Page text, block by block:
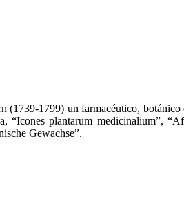
1799) un farmacéutico,
plantarum medicinalium”,
Gewachse”.